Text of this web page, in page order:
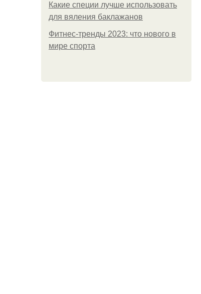
Какие специи лучше использовать
для вяления баклажанов
Фитнес-тренды 2023: что нового в
мире спорта